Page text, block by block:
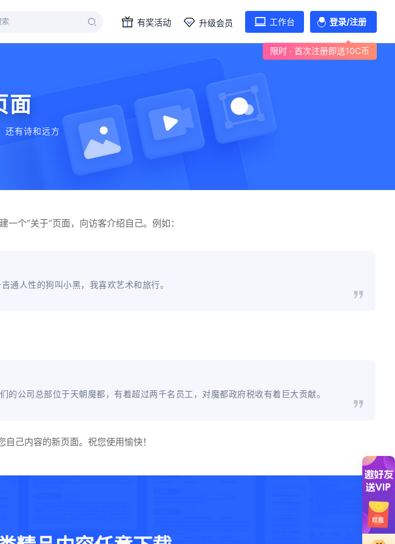
有奖活动 升级会员 工作台 登录/注册
限时 · 首次注册即送10C币
面
还有诗和远方
个“关于”页面，向访客介绍自己。例如：
通人性的狗叫小黑，我喜欢艺术和旅行。
公司总部位于天朝魔都，有着超过两千名员工，对魔都政府税收有着巨大贡献。
己内容的新页面。祝您使用愉快！